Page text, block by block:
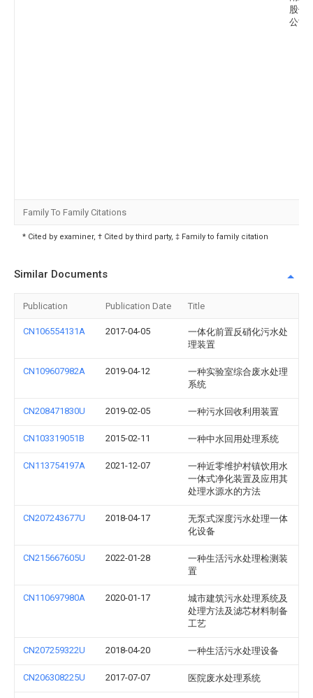
股份
公司
Family To Family Citations
* Cited by examiner, † Cited by third party, ‡ Family to family citation
Similar Documents
Publication Publication Date Title
CN106554131A 2017-04-05
一体化前置反硝化污水处
理装置
CN109607982A 2019-04-12
一种实验室综合废水处理
系统
CN208471830U 2019-02-05 一种污水回收利用装置
CN103319051B 2015-02-11 一种中水回用处理系统
CN113754197A 2021-12-07
一种近零维护村镇饮用水
一体式净化装置及应用其
处理水源水的方法
CN207243677U 2018-04-17
无泵式深度污水处理一体
化设备
CN215667605U 2022-01-28
一种生活污水处理检测装
置
CN110697980A 2020-01-17
城市建筑污水处理系统及
处理方法及滤芯材料制备
工艺
CN207259322U 2018-04-20 一种生活污水处理设备
CN206308225U 2017-07-07 医院废水处理系统